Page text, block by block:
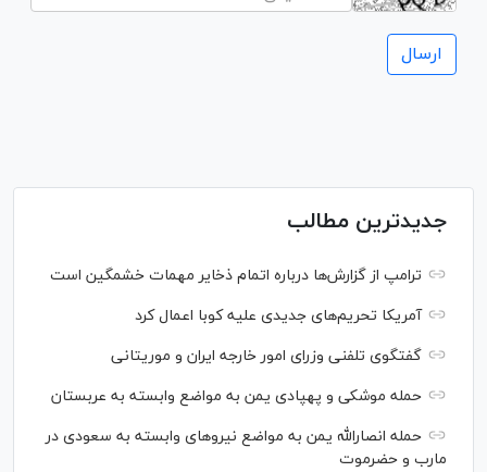
جدیدترین مطالب
ترامپ از گزارش‌ها درباره اتمام ذخایر مهمات خشمگین است
آمریکا تحریم‌های جدیدی علیه کوبا اعمال کرد
گفتگوی تلفنی وزرای امور خارجه ایران و موریتانی
حمله موشکی و پهپادی یمن به مواضع وابسته به عربستان
حمله انصارالله یمن به مواضع نیرو‌های وابسته به سعودی در
مارب و حضرموت